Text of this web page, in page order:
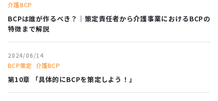
介護BCP
BCPは誰が作るべき？｜策定責任者から介護事業におけるBCPの
特徴まで解説
2024/06/14
BCP策定 介護BCP
第10章 「具体的にBCPを策定しよう！」